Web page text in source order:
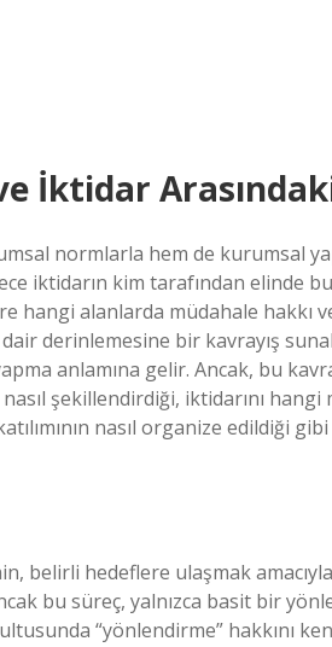
İktidar
normlarla hem de kurumsal
iktidarın kim tarafından elinde
hangi alanlarda müdahale hakkı
derinlemesine bir kavrayış
anlamına gelir. Ancak, bu
şekillendirdiği, iktidarını hangi
nasıl organize edildiği
belirli hedeflere ulaşmak
bu süreç, yalnızca basit bir
“yönlendirme” hakkını